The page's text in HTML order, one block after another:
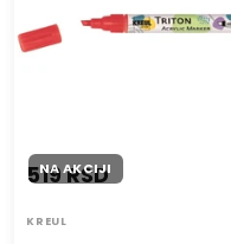
NA AKCIJI
519 RSD
KREUL